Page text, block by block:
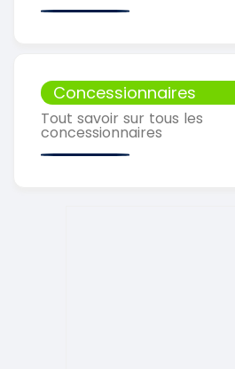
Concessionnaires
Tout savoir sur tous les
concessionnaires